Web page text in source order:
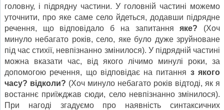
головну, і підрядну частини. У головній частині можемо
уточнити, про яке саме село йдеться, додавши підрядне
речення, що відповідало б на запитанняяке? (Хоч
минуло небагато років, село, яке було дуже зруйноване
під час стихії, невпізнанно змінилося). У підрядній частині
можна вказати час, від якого лічимо минулі роки, за
допомогою речення, що відповідає на питання з якого
часу? відколи? (Хоч минуло небагато років відтоді, як я
востаннє приїжджав сюди, село невпізнанно змінилося).
При нагоді згадуємо про наявність синтаксичних